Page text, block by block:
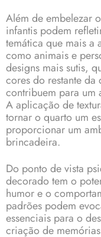
Além de embelezar
infantis podem
temática que mais a
como animais e
designs mais sutis,
cores do restante da
contribuem para um
A aplicação de
tornar o quarto um
proporcionar um
brincadeira.
Do ponto de vista
decorado tem o
humor e o
padrões podem
essenciais para o
criação de